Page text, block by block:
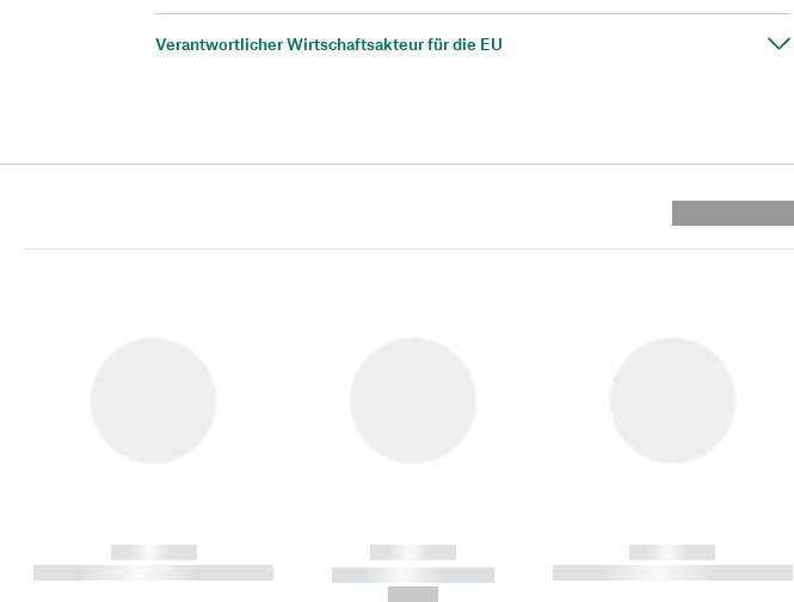
Verantwortlicher Wirtschaftsakteur für die EU
------------
----------- ----------- ----------
------------
----------- -----------
------------
----------- ----------- ----------